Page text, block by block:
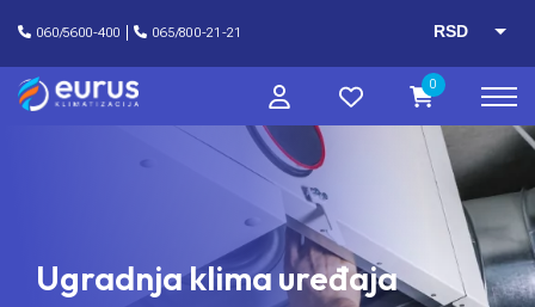
060/5600-400 065/800-21-21 RSD
EUR
0
Ugradnja klima uređaja